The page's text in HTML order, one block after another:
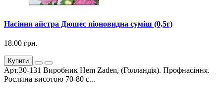
Насіння айстра Дюшес піоновидна суміш (0,5г)
18.00 грн.
Купити
Арт.30-131 Виробник Hem Zaden, (Голландія). Профнасіння.
Рослина висотою 70-80 с...